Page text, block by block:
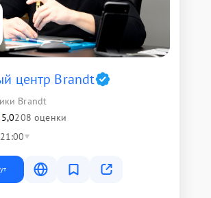
центр Brandt
Brandt
5,0208 оценки